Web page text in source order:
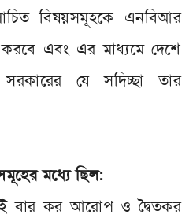
বিষয়সমূহকে এনবিআর
এবং এর মাধ্যমে দেশে
যে সদিচ্ছা তার
মধ্যে ছিল:
বার কর আরোপ ও দ্বৈতকর